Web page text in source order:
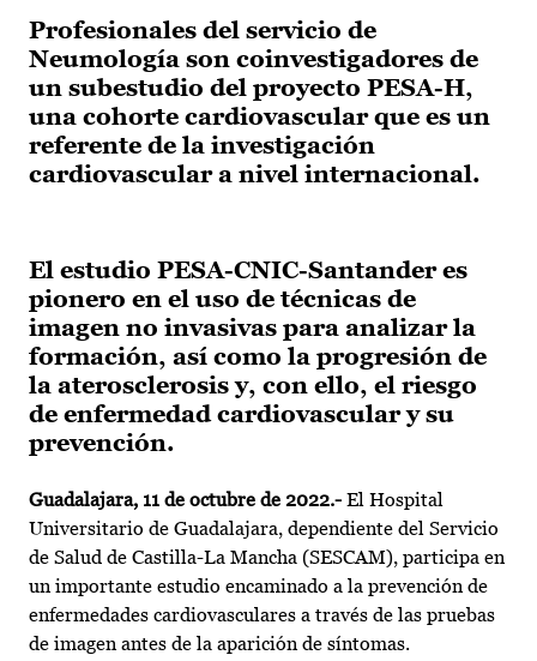
Profesionales del servicio de
Neumología son coinvestigadores de
un subestudio del proyecto PESA-H,
una cohorte cardiovascular que es un
referente de la investigación
cardiovascular a nivel internacional.
El estudio PESA-CNIC-Santander es
pionero en el uso de técnicas de
imagen no invasivas para analizar la
formación, así como la progresión de
la aterosclerosis y, con ello, el riesgo
de enfermedad cardiovascular y su
prevención.
Guadalajara, 11 de octubre de 2022.- El Hospital
Universitario de Guadalajara, dependiente del Servicio
de Salud de Castilla-La Mancha (SESCAM), participa en
un importante estudio encaminado a la prevención de
enfermedades cardiovasculares a través de las pruebas
de imagen antes de la aparición de síntomas.